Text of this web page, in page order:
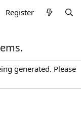
Register
generated. Please